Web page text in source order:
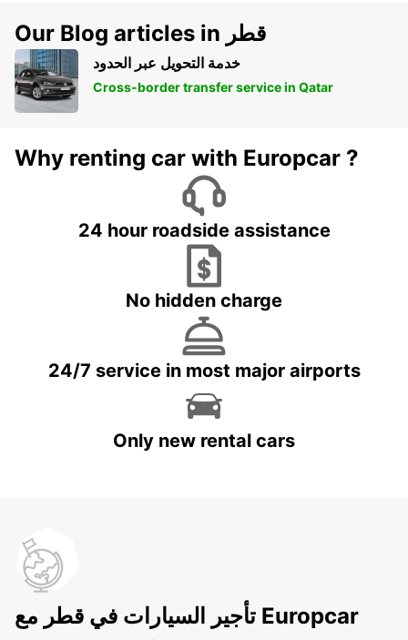
Our Blog articles in قطر
خدمة التحويل عبر الحدود
Cross-border transfer service in Qatar
Why renting car with Europcar ?
24 hour roadside assistance
No hidden charge
24/7 service in most major airports
Only new rental cars
تأجير السيارات في قطر مع Europcar